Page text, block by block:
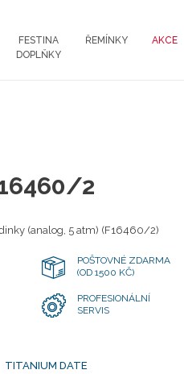
FESTINA
DOPLŇKY
ŘEMÍNKY AKCE
2
(analog, 5 atm) (F16460/2)
POŠTOVNÉ ZDARMA
(OD 1500 KČ)
PROFESIONÁLNÍ
SERVIS
TITANIUM DATE